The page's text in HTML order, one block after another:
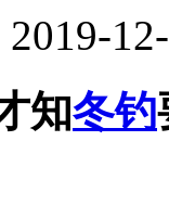
2019-
知冬钓